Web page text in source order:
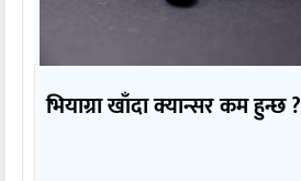
भियाग्रा खाँदा क्यान्सर कम हुन्छ ?